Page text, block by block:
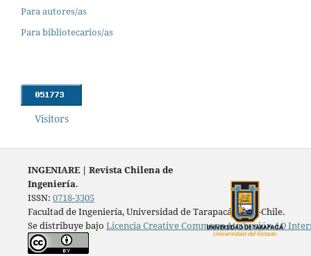
Para autores/as
Para bibliotecarios/as
Visitors
INGENIARE | Revista Chilena de
Ingeniería.
ISSN: 0718-3305
Facultad de Ingeniería, Universidad de Tarapacá, Arica-Chile.
Se distribuye bajo Licencia Creative Commons Atribución 4.0